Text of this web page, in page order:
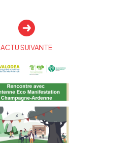
ACTU SUIVANTE